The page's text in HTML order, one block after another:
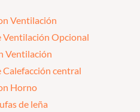
Ventilación
Ventilación Opcional
Ventilación
Calefacción central
Horno
de leña